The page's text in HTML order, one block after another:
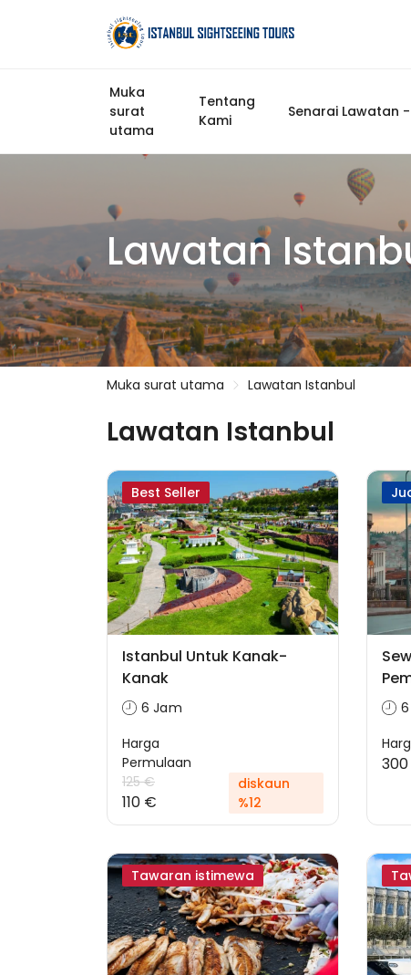
Muka
surat
utama
Tentang
Kami
Senarai Lawatan
Lawatan
Muka surat utama Lawatan Istanbul
Lawatan Istanbul
Best Seller
Istanbul Untuk Kanak-
Kanak
6 Jam
Harga
Permulaan
125 €
110 €
diskaun
%12
Tawaran istimewa